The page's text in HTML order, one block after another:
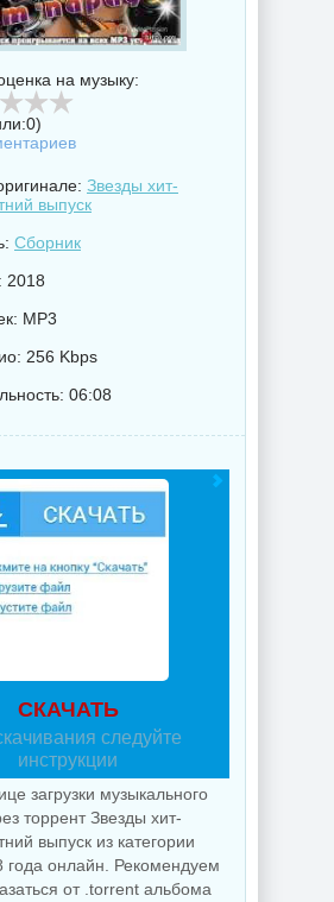
на музыку:
0)
Звезды хит-
выпуск
Сборник
2018
MP3
256 Kbps
06:08
СКАЧАТЬ
следуйте
инструкции
загрузки музыкального
торрент Звезды хит-
выпуск из категории
года онлайн. Рекомендуем
от .torrent альбома